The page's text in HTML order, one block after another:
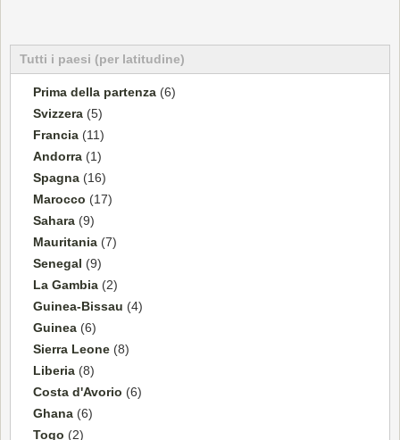
Tutti i paesi (per latitudine)
Prima della partenza (6)
Svizzera (5)
Francia (11)
Andorra (1)
Spagna (16)
Marocco (17)
Sahara (9)
Mauritania (7)
Senegal (9)
La Gambia (2)
Guinea-Bissau (4)
Guinea (6)
Sierra Leone (8)
Liberia (8)
Costa d'Avorio (6)
Ghana (6)
Togo (2)